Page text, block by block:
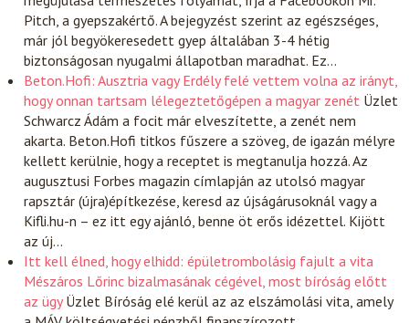
Pitch, a gyepszakértő. A bejegyzést szerint az egészséges,
már jól begyökeresedett gyep általában 3-4 hétig
biztonságosan nyugalmi állapotban maradhat. Ez…
Beton.Hofi: Ausztria vagy Erdély felé vettem volna az irányt,
hogy onnan tartsam lélegeztetőgépen a magyar zenét Üzlet
Schwarcz Ádám a focit már elveszítette, a zenét nem
akarta. Beton.Hofi titkos fűszere a szöveg, de igazán mélyre
kellett kerülnie, hogy a receptet is megtanulja hozzá. Az
augusztusi Forbes magazin címlapján az utolsó magyar
rapsztár (újra)építkezése, keresd az újságárusoknál vagy a
Kifli.hu-n – ez itt egy ajánló, benne öt erős idézettel. Kijött
az új…
Itt kell élned, hogy elhidd: épületrombolásig fajult a vita
Mészáros Lőrinc bizalmasának cégével, most bíróság előtt
az ügyÜzlet Bíróság elé kerül az az elszámolási vita, amely